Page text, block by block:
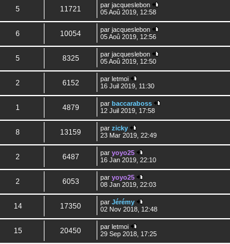
5 11721 parjacqueslebon
05 Aoû 2019, 12:58
6 10054 parjacqueslebon
05 Aoû 2019, 12:56
5 8325 parjacqueslebon
05 Aoû 2019, 12:50
2 6152 parletmoi
16 Juil 2019, 11:30
1 4879 parbaccaraboss
12 Juil 2019, 17:58
8 13159 parzicky
23 Mar 2019, 22:49
2 6487 paryoyo25
16 Jan 2019, 22:10
2 6053 paryoyo25
08 Jan 2019, 22:03
14 17350 parJérémy
02 Nov 2018, 12:48
15 20450 parletmoi
29 Sep 2018, 17:25